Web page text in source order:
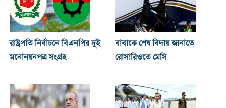
রাষ্ট্রপতি নির্বাচনে বিএনপির দুই
মনোনয়নপত্র সংগ্রহ
বাবাকে শেষ বিদায় জানাতে
রোসারিওতে মেসি